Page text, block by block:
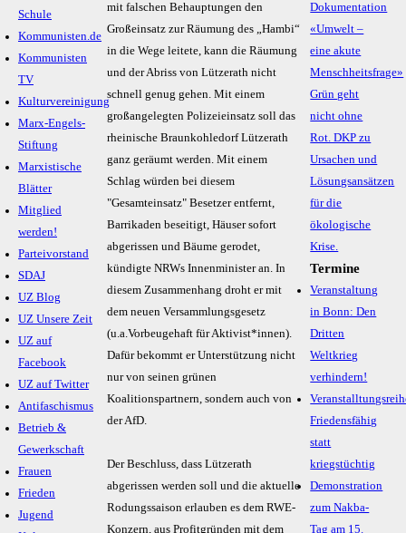
Schule
Kommunisten.de
Kommunisten
TV
Kulturvereinigung
Marx-Engels-
Stiftung
Marxistische
Blätter
Mitglied
werden!
Parteivorstand
SDAJ
UZ Blog
UZ Unsere Zeit
UZ auf
Facebook
UZ auf Twitter
Antifaschismus
Betrieb &
Gewerkschaft
Frauen
Frieden
Jugend
mit falschen Behauptungen den
Großeinsatz zur Räumung des „Hambi“
in die Wege leitete, kann die Räumung
und der Abriss von Lützerath nicht
schnell genug gehen. Mit einem
großangelegten Polizeieinsatz soll das
rheinische Braunkohledorf Lützerath
ganz geräumt werden. Mit einem
Schlag würden bei diesem
"Gesamteinsatz" Besetzer entfernt,
Barrikaden beseitigt, Häuser sofort
abgerissen und Bäume gerodet,
kündigte NRWs Innenminister an. In
diesem Zusammenhang droht er mit
dem neuen Versammlungsgesetz
(u.a.Vorbeugehaft für Aktivist*innen).
Dafür bekommt er Unterstützung nicht
nur von seinen grünen
Koalitionspartnern, sondern auch von
der AfD.
Der Beschluss, dass Lützerath
abgerissen werden soll und die aktuelle
Rodungssaison erlauben es dem RWE-
Konzern, aus Profitgründen mit dem
Termine
Veranstaltung
in Bonn: Den
Dritten
Weltkrieg
verhindern!
Friedensfähig
statt
kriegstüchtig
Demonstration
zum Nakba-
Tag am 15.